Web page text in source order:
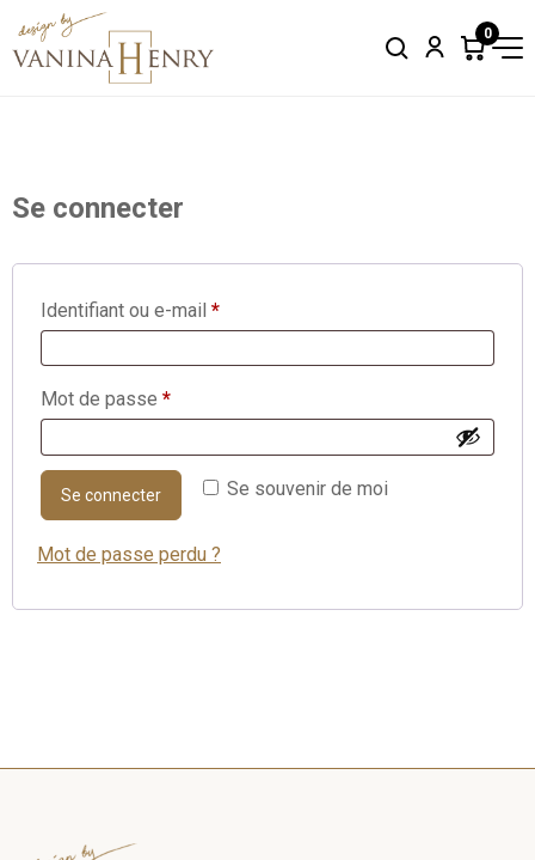
SearchAccount
0
Items
Se connecter
Identifiant ou e-mail *Obligatoire
Mot de passe *Obligatoire
Se souvenir de moi
Se connecter
Mot de passe perdu ?